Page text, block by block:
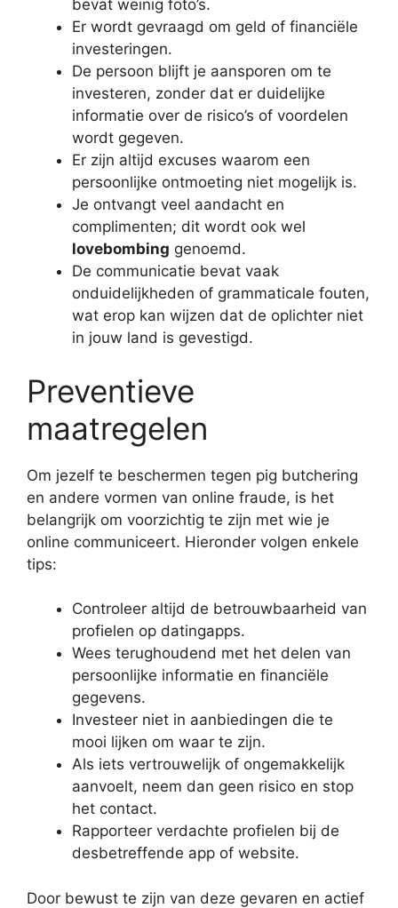
bevat weinig foto’s.
Er wordt gevraagd om geld of financiële
investeringen.
De persoon blijft je aansporen om te
investeren, zonder dat er duidelijke
informatie over de risico’s of voordelen
wordt gegeven.
Er zijn altijd excuses waarom een
persoonlijke ontmoeting niet mogelijk is.
Je ontvangt veel aandacht en
complimenten; dit wordt ook wel
lovebombing genoemd.
De communicatie bevat vaak
onduidelijkheden of grammaticale fouten,
wat erop kan wijzen dat de oplichter niet
in jouw land is gevestigd.
Preventieve
maatregelen
Om jezelf te beschermen tegen pig butchering
en andere vormen van online fraude, is het
belangrijk om voorzichtig te zijn met wie je
online communiceert. Hieronder volgen enkele
tips:
Controleer altijd de betrouwbaarheid van
profielen op datingapps.
Wees terughoudend met het delen van
persoonlijke informatie en financiële
gegevens.
Investeer niet in aanbiedingen die te
mooi lijken om waar te zijn.
Als iets vertrouwelijk of ongemakkelijk
aanvoelt, neem dan geen risico en stop
het contact.
Rapporteer verdachte profielen bij de
desbetreffende app of website.
Door bewust te zijn van deze gevaren en actief